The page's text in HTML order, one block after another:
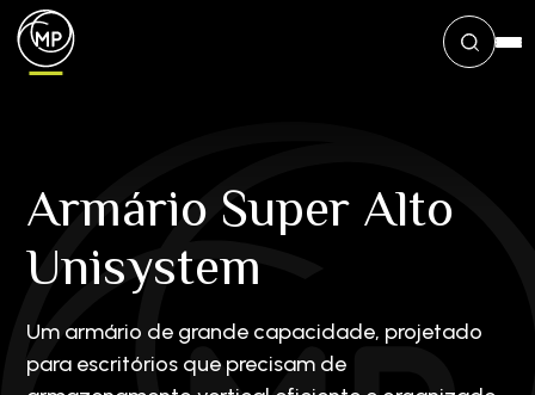
Armário Super Alto
Unisystem
Um armário de grande capacidade, projetado
para escritórios que precisam de